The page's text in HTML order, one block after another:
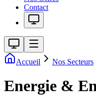
Contact
Accueil Nos Secteurs
Energie &